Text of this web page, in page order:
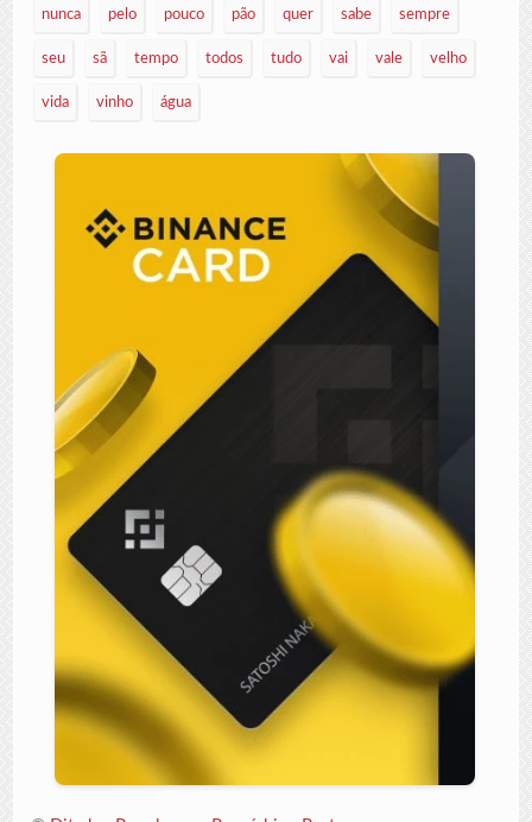
nunca pelo pouco pão quer sabe sempre
seu sã tempo todos tudo vai vale velho
vida vinho água